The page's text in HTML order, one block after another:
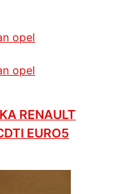
RENAULT
EURO5